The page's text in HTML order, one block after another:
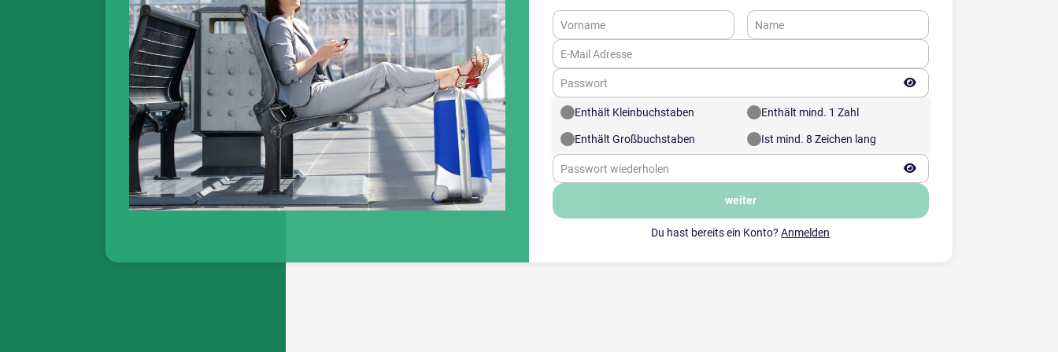
Vorname Name
E-Mail Adresse
Passwort
Enthält Kleinbuchstaben Enthält mind. 1 Zahl
Enthält Großbuchstaben Ist mind. 8 Zeichen lang
Passwort wiederholen
weiter
Du hast bereits ein Konto?Anmelden